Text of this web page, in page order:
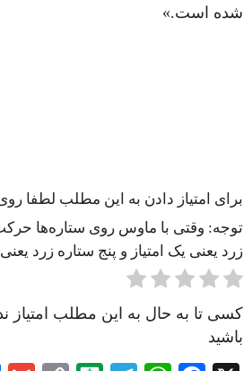
شده است.»
برای امتیاز دادن به این مطلب لطفا
توجه: وقتی با ماوس روی ستاره‌ها
زرد یعنی یک امتیاز و پنج ستاره زرد یعنی
کسی تا به حال به این مطلب امتیاز
باشید